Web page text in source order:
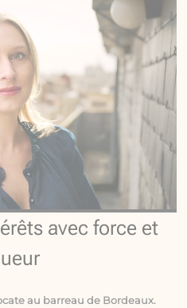
avec force et
au barreau de Bordeaux.